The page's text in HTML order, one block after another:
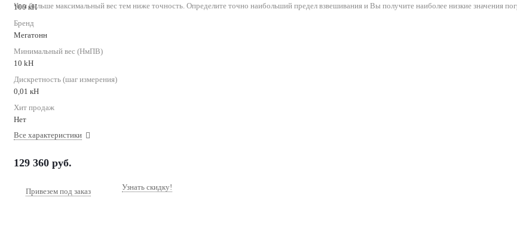
Чем больше максимальный вес тем ниже точность. Определите точно наибольший предел взвешивания и Вы получите наиболее низкие значения
100 кН
Бренд
Мегатонн
Минимальный вес (НмПВ)
10 kН
Дискретность (шаг измерения)
0,01 кН
Хит продаж
Нет
Все характеристики
129 360 руб.
Привезем под заказ Узнать скидку!